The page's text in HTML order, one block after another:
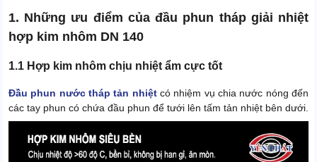
1. Những ưu điểm của đầu phun tháp giải nhiệt
hợp kim nhôm DN 140
1.1 Hợp kim nhôm chịu nhiệt ẩm cực tốt
Đầu phun nước tháp tản nhiệtcó nhiệm vụ chia nước nóng đến
các tay phun có chứa đầu phun để tưới lên tấm tản nhiệt bên dưới.